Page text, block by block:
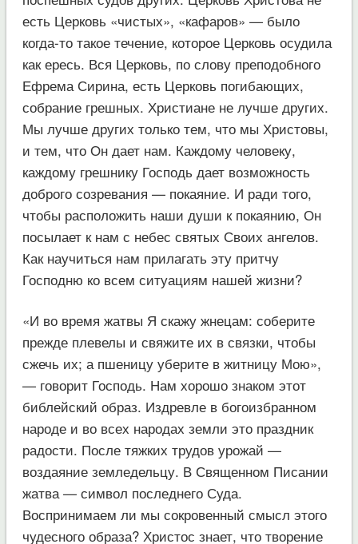
есть Церковь «чистых», «кафаров» — было
когда-то такое течение, которое Церковь осудила
как ересь. Вся Церковь, по слову преподобного
Ефрема Сирина, есть Церковь погибающих,
собрание грешных. Христиане не лучше других.
Мы лучше других только тем, что мы Христовы,
и тем, что Он дает нам. Каждому человеку,
каждому грешнику Господь дает возможность
доброго созревания — покаяние. И ради того,
чтобы расположить наши души к покаянию, Он
посылает к нам с небес святых Своих ангелов.
Как научиться нам прилагать эту притчу
Господню ко всем ситуациям нашей жизни?
«И во время жатвы Я скажу жнецам: соберите
прежде плевелы и свяжите их в связки, чтобы
сжечь их; а пшеницу уберите в житницу Мою»,
— говорит Господь. Нам хорошо знаком этот
библейский образ. Издревле в богоизбранном
народе и во всех народах земли это праздник
радости. После тяжких трудов урожай —
воздаяние земледельцу. В Священном Писании
жатва — символ последнего Суда.
Воспринимаем ли мы сокровенный смысл этого
чудесного образа? Христос знает, что творение